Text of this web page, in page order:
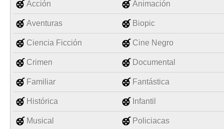
Acción Animación
Aventuras Biopic
Ciencia Ficción Cine Negro
Crimen Documental
Familiar Fantástica
Histórica Infantil
Musical Policiacas